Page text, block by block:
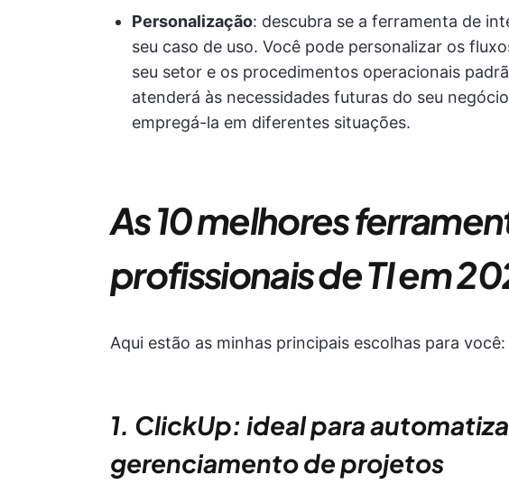
Personalização: descubra se a ferramenta de
seu caso de uso. Você pode personalizar os
seu setor e os procedimentos operacionais
atenderá às necessidades futuras do seu
empregá-la em diferentes situações.
As 10 melhores
profissionais de TI em
Aqui estão as minhas principais escolhas para você:
1. ClickUp: ideal para
gerenciamento de projetos